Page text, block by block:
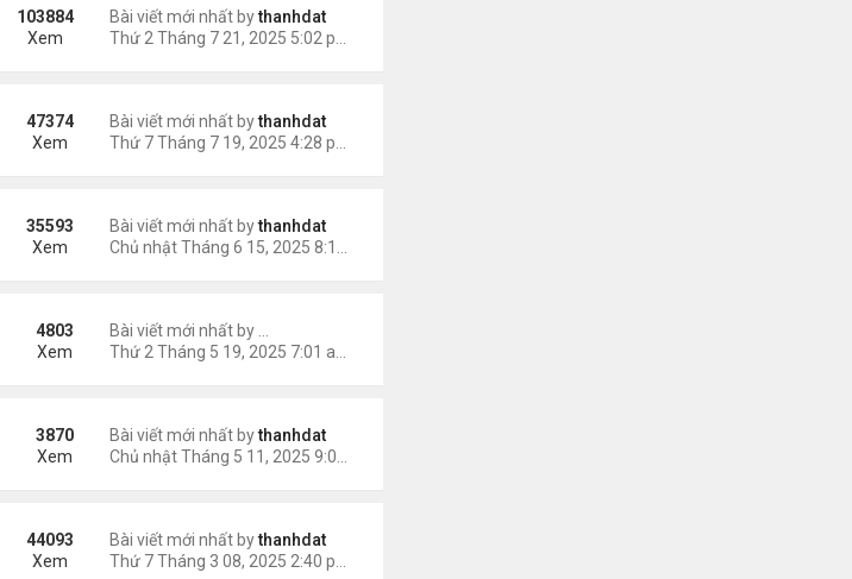
Bài viết mới nhất bythanhdat
103884
Xem
Bài viết mới nhất bythanhdat
47374
Xem
Bài viết mới nhất bythanhdat
35593
Xem
4803
Xem
Bài viết mới nhất bythanhdat
3870
Xem
Bài viết mới nhất bythanhdat
44093
Xem